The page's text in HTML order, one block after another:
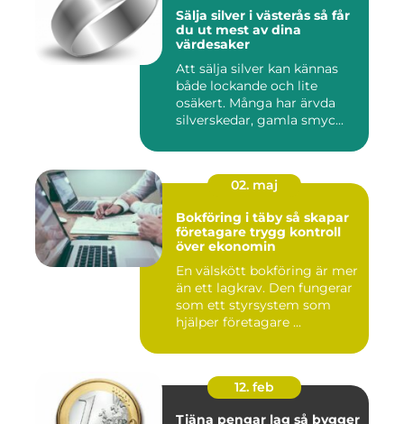
Sälja silver i västerås så får
du ut mest av dina
värdesaker
Att sälja silver kan kännas
både lockande och lite
osäkert. Många har ärvda
silverskedar, gamla smyc...
02. maj
Bokföring i täby så skapar
företagare trygg kontroll
över ekonomin
En välskött bokföring är mer
än ett lagkrav. Den fungerar
som ett styrsystem som
hjälper företagare ...
12. feb
Tjäna pengar lag så bygger